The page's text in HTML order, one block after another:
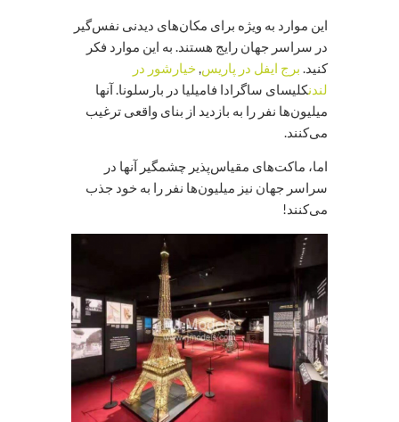
این موارد به ویژه برای مکان‌های دیدنی نفس‌گیر
در سراسر جهان رایج هستند. به این موارد فکر
کنید. برج ایفل در پاریس,خیارشور در
لندنکلیسای ساگرادا فامیلیا در بارسلونا. آنها
میلیون‌ها نفر را به بازدید از بنای واقعی ترغیب
می‌کنند.
اما، ماکت‌های مقیاس‌پذیر چشمگیر آنها در
سراسر جهان نیز میلیون‌ها نفر را به خود جذب
می‌کنند!